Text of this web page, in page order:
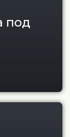
под
тикового